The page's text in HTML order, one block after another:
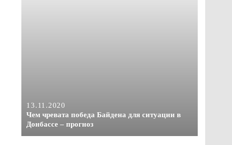
13.11.2020
Чем чревата победа Байдена для ситуации в
Донбассе – прогноз